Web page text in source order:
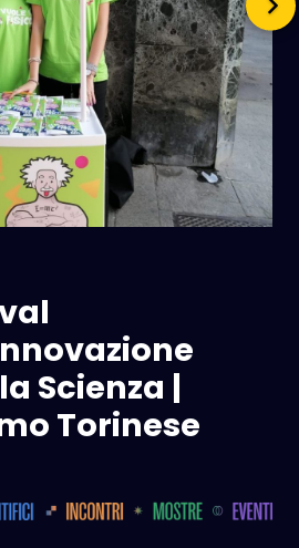
Scienza |
Torinese